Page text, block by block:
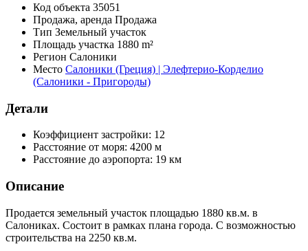
Код объекта 35051
Продажа, аренда Продажа
Тип Земельный участок
Площадь участка 1880 m²
Регион Салоники
Место Салоники (Греция) | Элефтерио-Корделио
(Салоники - Пригороды)
Детали
Коэффициент застройки: 12
Расстояние от моря: 4200 м
Расстояние до аэропорта: 19 км
Описание
Продается земельный участок площадью 1880 кв.м. в
Салониках. Состоит в рамках плана города. С возможностью
строительства на 2250 кв.м.